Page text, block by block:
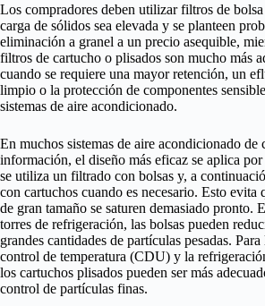
Los compradores deben utilizar filtros de
carga de sólidos sea elevada y se planteen
eliminación a granel a un precio asequible,
filtros de cartucho o plisados son mucho más
cuando se requiere una mayor retención, un
limpio o la protección de componentes
sistemas de aire acondicionado.
En muchos sistemas de aire acondicionado de
información, el diseño más eficaz se aplica
se utiliza un filtrado con bolsas y, a
con cartuchos cuando es necesario. Esto evita
de gran tamaño se saturen demasiado pronto.
torres de refrigeración, las bolsas pueden
grandes cantidades de partículas pesadas.
control de temperatura (CDU) y la
los cartuchos plisados pueden ser más
control de partículas finas.